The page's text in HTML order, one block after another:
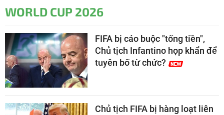
WORLD CUP 2026
FIFA bị cáo buộc "tống tiền",
Chủ tịch Infantino họp khẩn để
tuyên bố từ chức?
Chủ tịch FIFA bị hàng loạt liên